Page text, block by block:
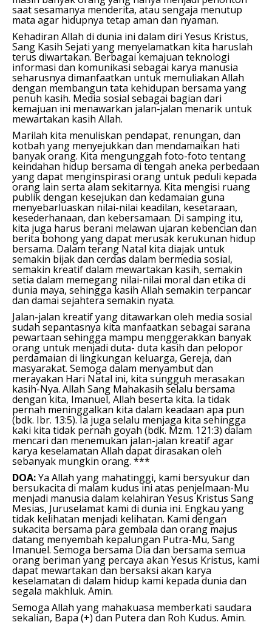
saat sesamanya menderita, atau sengaja menutup
mata agar hidupnya tetap aman dan nyaman.
Kehadiran Allah di dunia ini dalam diri Yesus Kristus,
Sang Kasih Sejati yang menyelamatkan kita haruslah
terus diwartakan. Berbagai kemajuan teknologi
informasi dan komunikasi sebagai karya manusia
seharusnya dimanfaatkan untuk memuliakan Allah
dengan membangun tata kehidupan bersama yang
penuh kasih. Media sosial sebagai bagian dari
kemajuan ini menawarkan jalan-jalan menarik untuk
mewartakan kasih Allah.
Marilah kita menuliskan pendapat, renungan, dan
kotbah yang menyejukkan dan mendamaikan hati
banyak orang. Kita mengunggah foto-foto tentang
keindahan hidup bersama di tengah aneka perbedaan
yang dapat menginspirasi orang untuk peduli kepada
orang lain serta alam sekitarnya. Kita mengisi ruang
publik dengan kesejukan dan kedamaian guna
menyebarluaskan nilai-nilai keadilan, kesetaraan,
kesederhanaan, dan kebersamaan. Di samping itu,
kita juga harus berani melawan ujaran kebencian dan
berita bohong yang dapat merusak kerukunan hidup
bersama. Dalam terang Natal kita diajak untuk
semakin bijak dan cerdas dalam bermedia sosial,
semakin kreatif dalam mewartakan kasih, semakin
setia dalam memegang nilai-nilai moral dan etika di
dunia maya, sehingga kasih Allah semakin terpancar
dan damai sejahtera semakin nyata.
Jalan-jalan kreatif yang ditawarkan oleh media sosial
sudah sepantasnya kita manfaatkan sebagai sarana
pewartaan sehingga mampu menggerakkan banyak
orang untuk menjadi duta- duta kasih dan pelopor
perdamaian di lingkungan keluarga, Gereja, dan
masyarakat. Semoga dalam menyambut dan
merayakan Hari Natal ini, kita sungguh merasakan
kasih-Nya. Allah Sang Mahakasih selalu bersama
dengan kita, Imanuel, Allah beserta kita. Ia tidak
pernah meninggalkan kita dalam keadaan apa pun
(bdk. Ibr. 13:5). Ia juga selalu menjaga kita sehingga
kaki kita tidak pernah goyah (bdk. Mzm. 121:3) dalam
mencari dan menemukan jalan-jalan kreatif agar
karya keselamatan Allah dapat dirasakan oleh
sebanyak mungkin orang. ***
DOA:Ya Allah yang mahatinggi, kami bersyukur dan
bersukacita di malam kudus ini atas penjelmaan-Mu
menjadi manusia dalam kelahiran Yesus Kristus Sang
Mesias, Juruselamat kami di dunia ini. Engkau yang
tidak kelihatan menjadi kelihatan. Kami dengan
sukacita bersama para gembala dan orang majus
datang menyembah kepalungan Putra-Mu, Sang
Imanuel. Semoga bersama Dia dan bersama semua
orang beriman yang percaya akan Yesus Kristus, kami
dapat mewartakan dan bersaksi akan karya
keselamatan di dalam hidup kami kepada dunia dan
segala makhluk. Amin.
Semoga Allah yang mahakuasa memberkati saudara
sekalian, Bapa (+) dan Putera dan Roh Kudus. Amin.